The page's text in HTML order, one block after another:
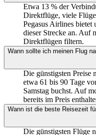
Etwa 13 % der
Direktflüge, viele
Pegasus Airlines bietet
dieser Strecke an. Auf
Direktflügen filtern.
Wann sollte ich meinen Flug
Die günstigsten Preise
etwa 61 bis 90 Tage
Samstag buchst. Auf
bereits im Preis
Wann ist die beste Reisezeit
Die günstigsten Flüge